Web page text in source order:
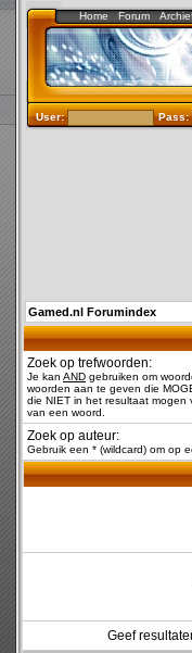
Home Forum
User: Pass:
Gamed.nl Forumindex
Zoek op trefwoorden:
Je kan AND gebruiken om
woorden aan te geven die
die NIET in het resultaat mogen
van een woord.
Zoek op auteur:
Gebruik een * (wildcard) om op
Geef